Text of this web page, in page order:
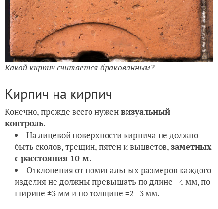
Какой кирпич считается бракованным?
Кирпич на кирпич
Конечно, прежде всего нуженвизуальный
контроль.
На лицевой поверхности кирпича не должно
быть сколов, трещин, пятен и выцветов,заметных
с расстояния 10 м.
Отклонения от номинальных размеров каждого
изделия не должны превышать по длине ±4 мм, по
ширине ±3 мм и по толщине ±2–3 мм.